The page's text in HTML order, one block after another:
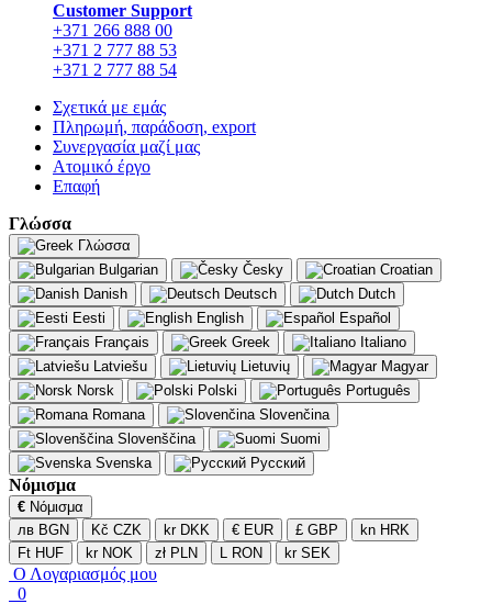
Сustomer Support
+371 266 888 00
+371 2 777 88 53
+371 2 777 88 54
Σχετικά με εμάς
Πληρωμή, παράδοση, export
Συνεργασία μαζί μας
Ατομικό έργο
Επαφή
Γλώσσα
Γλώσσα
Bulgarian
Česky
Croatian
Danish
Deutsch
Dutch
Eesti
English
Español
Français
Greek
Italiano
Latviešu
Lietuvių
Magyar
Norsk
Polski
Português
Romana
Slovenčina
Slovenščina
Suomi
Svenska
Русский
Νόμισμα
€ Νόμισμα
лв BGN
Kč CZK kr DKK € EUR £ GBP
kn HRK
Ft HUF
kr NOK zł PLN L RON kr SEK
Ο Λογαριασμός μου
0